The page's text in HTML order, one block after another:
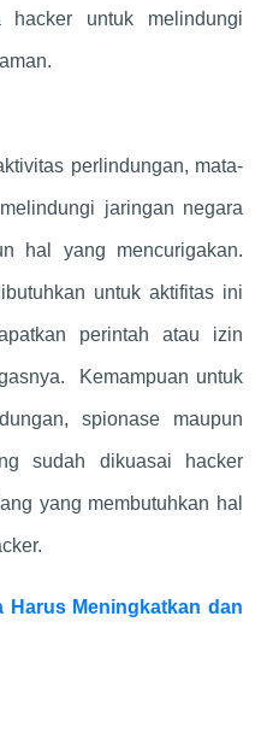
hacker untuk melindungi
perlindungan, mata-
jaringan negara
hal yang mencurigakan.
untuk aktifitas ini
perintah atau izin
Kemampuan untuk
spionase maupun
sudah dikuasai hacker
yang membutuhkan hal
Harus Meningkatkan dan